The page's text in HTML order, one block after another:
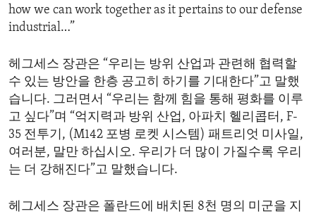
how we can work together as it pertains to our defense
industrial…”
헤그세스 장관은 “우리는 방위 산업과 관련해 협력할
수 있는 방안을 한층 공고히 하기를 기대한다”고 말했
습니다. 그러면서 “우리는 함께 힘을 통해 평화를 이루
고 싶다”며 “억지력과 방위 산업, 아파치 헬리콥터, F-
35 전투기, (M142 포병 로켓 시스템) 패트리엇 미사일,
여러분, 말만 하십시오. 우리가 더 많이 가질수록 우리
는 더 강해진다”고 말했습니다.
헤그세스 장관은 폴란드에 배치된 8천 명의 미군을 지